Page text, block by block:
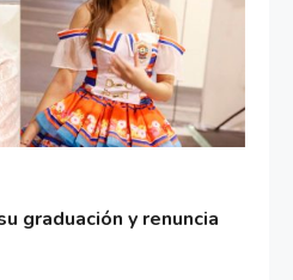
graduación y renuncia